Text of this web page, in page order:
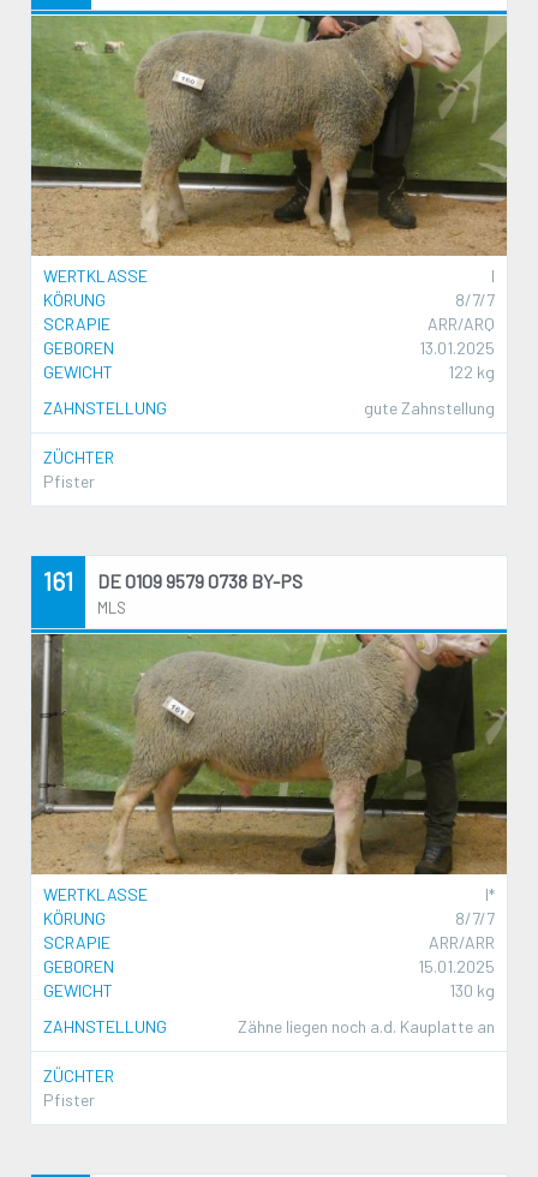
WERTKLASSE
I
KÖRUNG
8/7/7
SCRAPIE
ARR/ARQ
GEBOREN
13.01.2025
GEWICHT
122 kg
ZAHNSTELLUNG
gute Zahnstellung
ZÜCHTER
Pfister
161 DE 0109 9579 0738 BY-PS
MLS
WERTKLASSE
I*
KÖRUNG
8/7/7
SCRAPIE
ARR/ARR
GEBOREN
15.01.2025
GEWICHT
130 kg
ZAHNSTELLUNG
Zähne liegen noch a.d. Kauplatte an
ZÜCHTER
Pfister